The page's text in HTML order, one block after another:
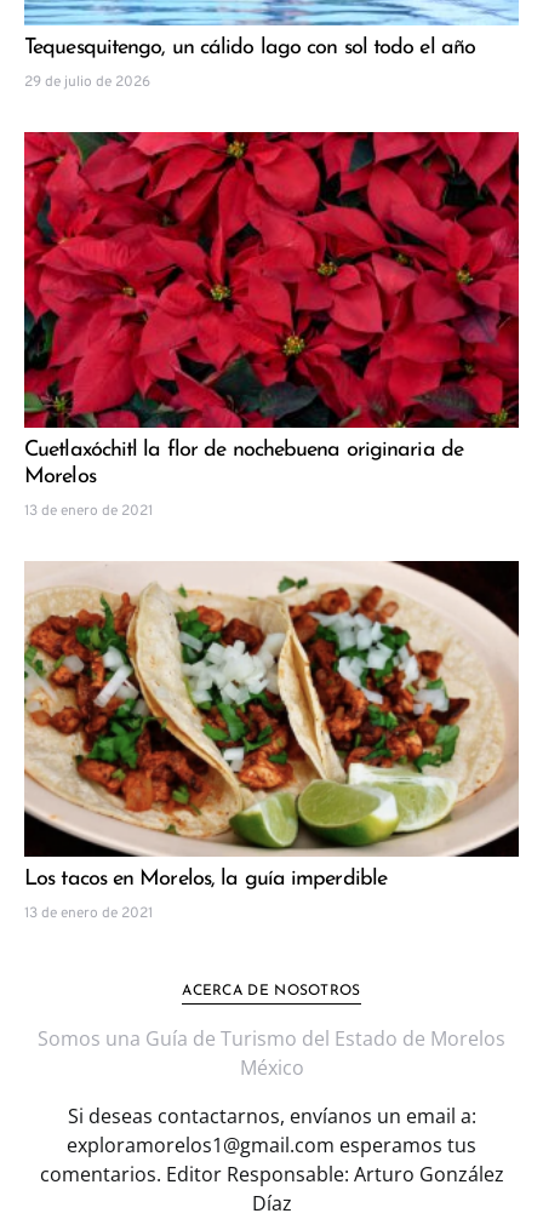
Tequesquitengo, un cálido lago con sol todo el año
29 de julio de 2026
Cuetlaxóchitl la flor de nochebuena originaria de
Morelos
13 de enero de 2021
Los tacos en Morelos, la guía imperdible
13 de enero de 2021
ACERCA DE NOSOTROS
Somos una Guía de Turismo del Estado de Morelos
México
Si deseas contactarnos, envíanos un email a:
exploramorelos1@gmail.com esperamos tus
comentarios. Editor Responsable: Arturo González
Díaz